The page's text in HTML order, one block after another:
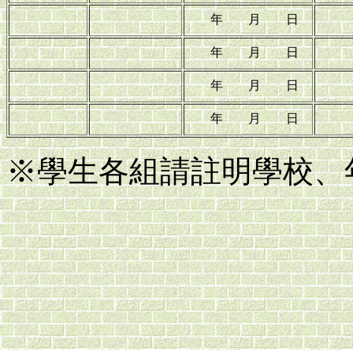
年 月 日
年 月 日
年 月 日
年 月 日
※學生各組請註明學校、